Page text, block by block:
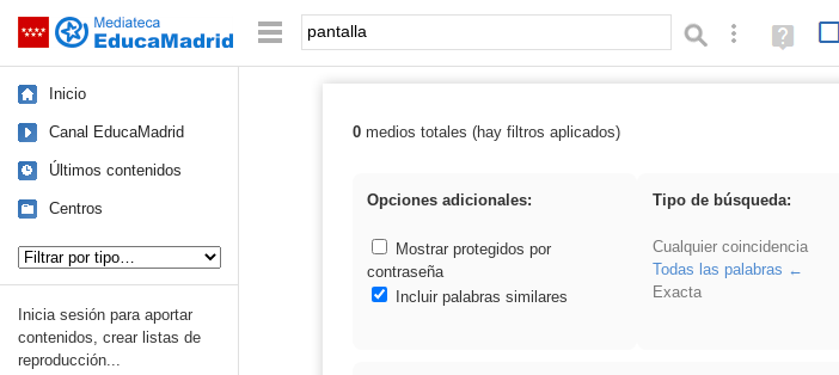
Saltar navegación Palabra o frase: BúsquedaAyuda
(en
Inicio
Canal EducaMadrid
Últimos contenidos
Centros
Inicia sesión para aportar
contenidos, crear listas de
reproducción...
Resultados de: pantalla
0medios totales (hay filtros aplicados)
Opciones adicionales:
Mostrar protegidos por
contraseña
Incluir palabras similares
Tipo de búsqueda:
Cualquier coincidencia
Todas las palabras
Exacta